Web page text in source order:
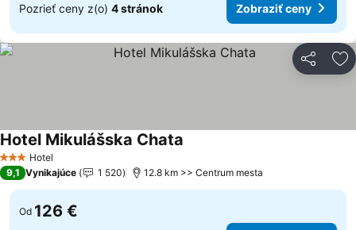
Pozrieť ceny z(o) 4 stránok Zobraziť ceny
Zdieľať
3 Počet hviezdičiek
Hotel
Hotel Mikulášska Chata
9,1 Vynikajúce 1 520 12.8 km >> Centrum mesta
Od 126 €